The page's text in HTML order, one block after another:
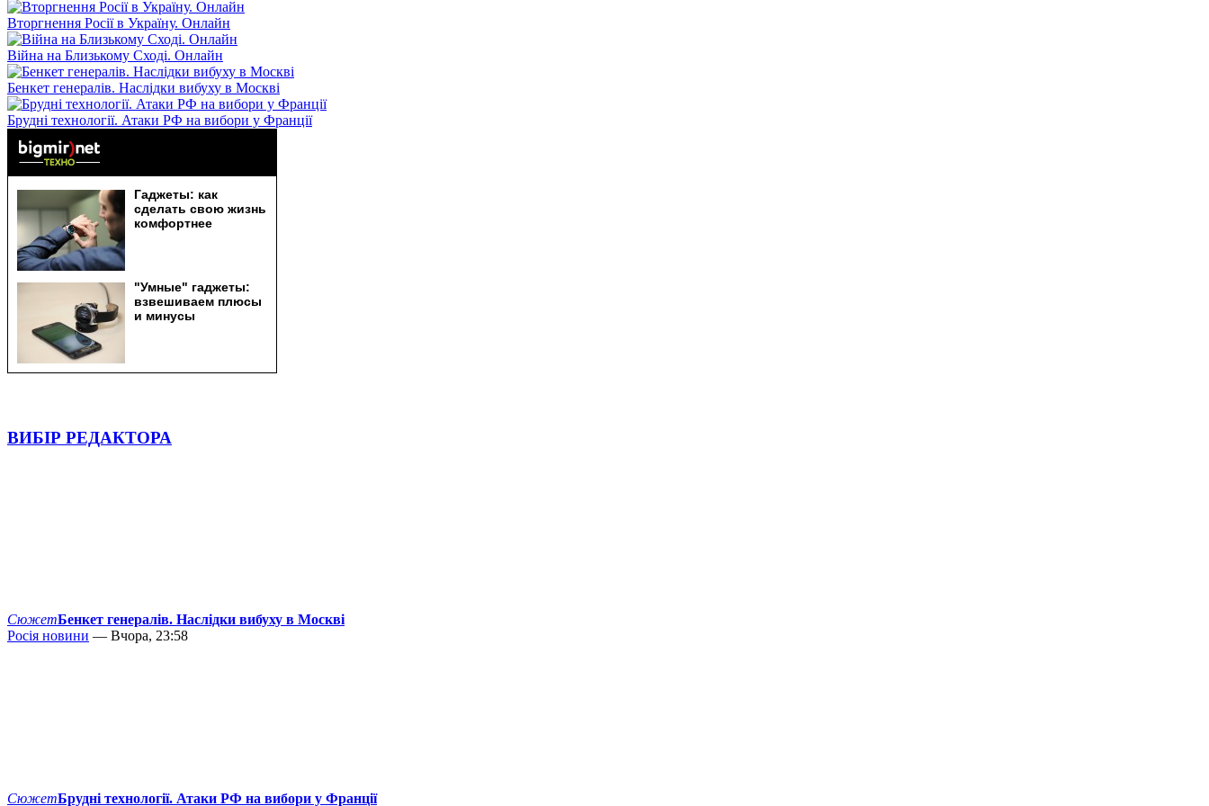
Вторгнення Росії в Україну. Онлайн
Війна на Близькому Сході. Онлайн
Бенкет генералів. Наслідки вибуху в Москві
Брудні технології. Атаки РФ на вибори у Франції
ВИБІР РЕДАКТОРА
СюжетБенкет генералів. Наслідки вибуху в Москві
Росія новини — Вчора, 23:58
СюжетБрудні технології. Атаки РФ на вибори у Франції